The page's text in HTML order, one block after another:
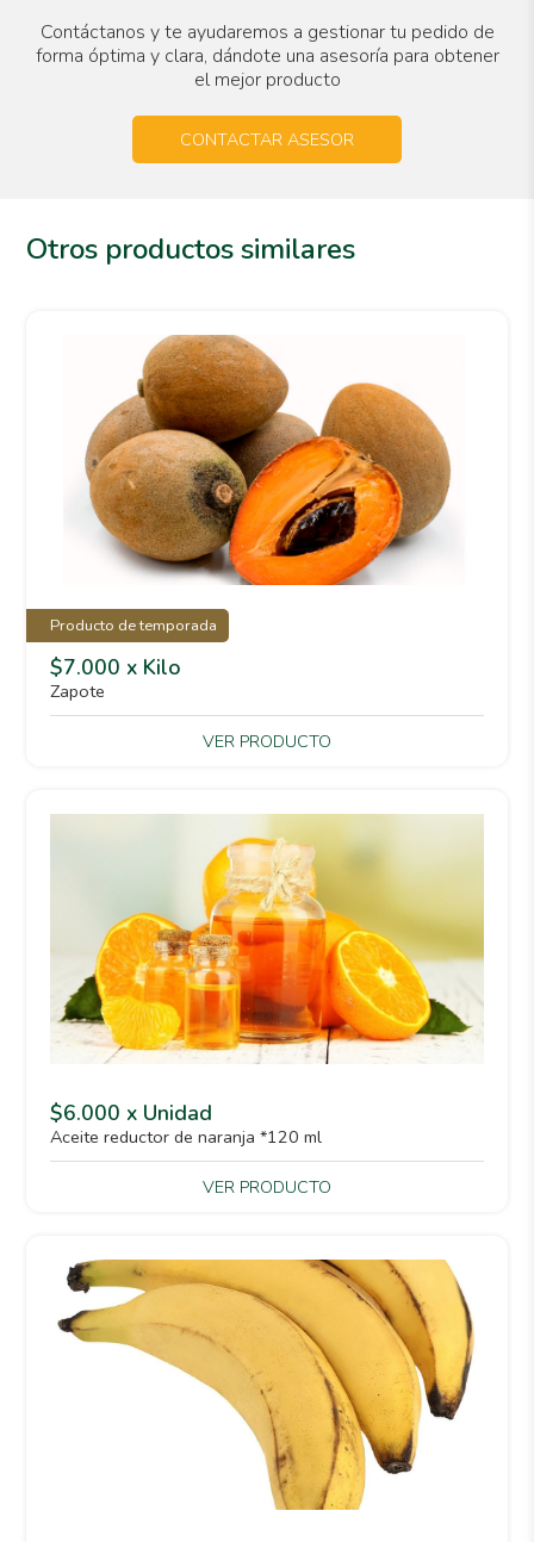
Contáctanos y te ayudaremos a gestionar tu pedido de
forma óptima y clara, dándote una asesoría para obtener
el mejor producto
CONTACTAR ASESOR
Otros productos similares
Producto de temporada
$7.000 x Kilo
Zapote
VER PRODUCTO
$6.000 x Unidad
Aceite reductor de naranja *120 ml
VER PRODUCTO